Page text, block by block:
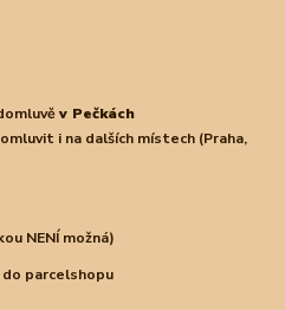
v Pečkách
i na dalších místech (Praha,
NENÍ možná)
parcelshopu